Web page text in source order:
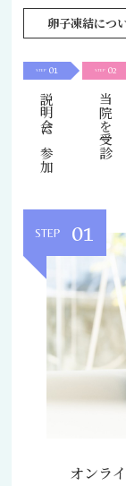
卵子凍結につ
STEP 01
説明会に参加
STEP 02
当院を受診
STEP 01
オンラ